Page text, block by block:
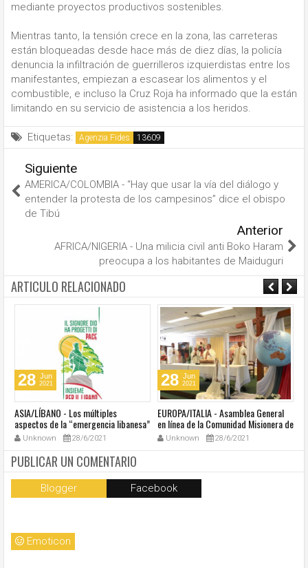
mediante proyectos productivos sostenibles.
Mientras tanto, la tensión crece en la zona, las carreteras
están bloqueadas desde hace más de diez días, la policía
denuncia la infiltración de guerrilleros izquierdistas entre los
manifestantes, empiezan a escasear los alimentos y el
combustible, e incluso la Cruz Roja ha informado que la están
limitando en su servicio de asistencia a los heridos.
Etiquetas: Agenzia Fides
Siguiente
AMERICA/COLOMBIA - “Hay que usar la vía del diálogo y
entender la protesta de los campesinos” dice el obispo
de Tibú
Anterior
AFRICA/NIGERIA - Una milicia civil anti Boko Haram
preocupa a los habitantes de Maiduguri
ARTICULO RELACIONADO
28 Jun
2021
ASIA/LÍBANO - Los múltiples
aspectos de la “emergencia libanesa”
al centro de la cumbre eclesial
convocada por el Papa Francisco
Unknown 28/6/2021
28 Jun
2021
EUROPA/ITALIA - Asamblea General
en línea de la Comunidad Misionera de
Villaregia
Unknown 28/6/2021
PUBLICAR UN COMENTARIO
Blogger Facebook
Emoticon